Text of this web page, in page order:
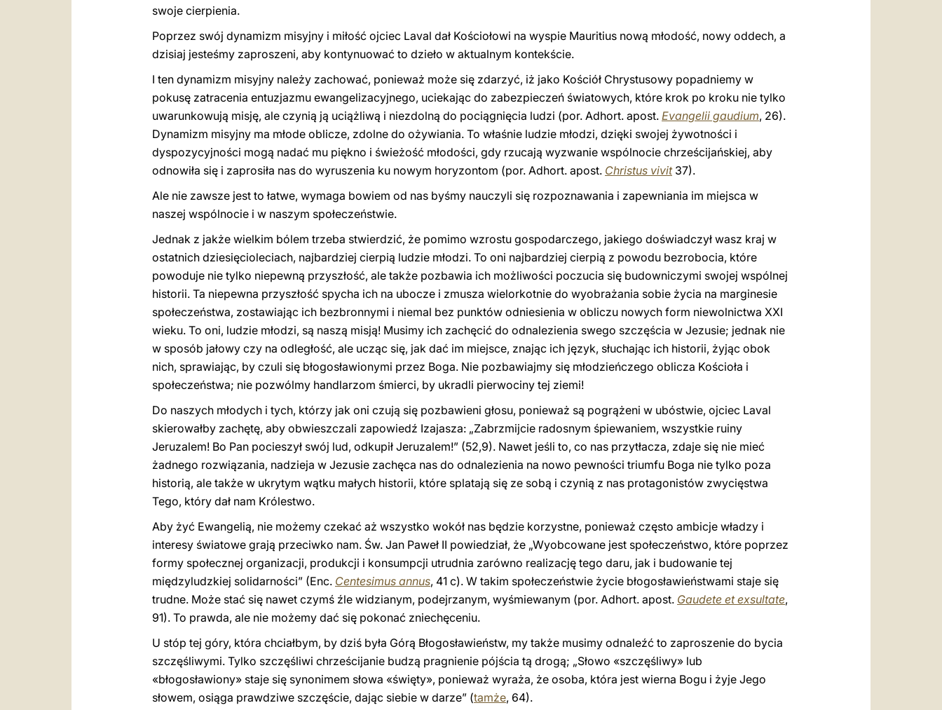
swoje cierpienia.
Poprzez swój dynamizm misyjny i miłość ojciec Laval dał Kościołowi na wyspie Mauritius nową młodość, nowy oddech, a
dzisiaj jesteśmy zaproszeni, aby kontynuować to dzieło w aktualnym kontekście.
I ten dynamizm misyjny należy zachować, ponieważ może się zdarzyć, iż jako Kościół Chrystusowy popadniemy w
pokusę zatracenia entuzjazmu ewangelizacyjnego, uciekając do zabezpieczeń światowych, które krok po kroku nie tylko
uwarunkowują misję, ale czynią ją uciążliwą i niezdolną do pociągnięcia ludzi (por. Adhort. apost. Evangelii gaudium, 26).
Dynamizm misyjny ma młode oblicze, zdolne do ożywiania. To właśnie ludzie młodzi, dzięki swojej żywotności i
dyspozycyjności mogą nadać mu piękno i świeżość młodości, gdy rzucają wyzwanie wspólnocie chrześcijańskiej, aby
odnowiła się i zaprosiła nas do wyruszenia ku nowym horyzontom (por. Adhort. apost. Christus vivit37).
Ale nie zawsze jest to łatwe, wymaga bowiem od nas byśmy nauczyli się rozpoznawania i zapewniania im miejsca w
naszej wspólnocie i w naszym społeczeństwie.
Jednak z jakże wielkim bólem trzeba stwierdzić, że pomimo wzrostu gospodarczego, jakiego doświadczył wasz kraj w
ostatnich dziesięcioleciach, najbardziej cierpią ludzie młodzi. To oni najbardziej cierpią z powodu bezrobocia, które
powoduje nie tylko niepewną przyszłość, ale także pozbawia ich możliwości poczucia się budowniczymi swojej wspólnej
historii. Ta niepewna przyszłość spycha ich na ubocze i zmusza wielorkotnie do wyobrażania sobie życia na marginesie
społeczeństwa, zostawiając ich bezbronnymi i niemal bez punktów odniesienia w obliczu nowych form niewolnictwa XXI
wieku. To oni, ludzie młodzi, są naszą misją! Musimy ich zachęcić do odnalezienia swego szczęścia w Jezusie; jednak nie
w sposób jałowy czy na odległość, ale ucząc się, jak dać im miejsce, znając ich język, słuchając ich historii, żyjąc obok
nich, sprawiając, by czuli się błogosławionymi przez Boga. Nie pozbawiajmy się młodzieńczego oblicza Kościoła i
społeczeństwa; nie pozwólmy handlarzom śmierci, by ukradli pierwociny tej ziemi!
Do naszych młodych i tych, którzy jak oni czują się pozbawieni głosu, ponieważ są pogrążeni w ubóstwie, ojciec Laval
skierowałby zachętę, aby obwieszczali zapowiedź Izajasza: „Zabrzmijcie radosnym śpiewaniem, wszystkie ruiny
Jeruzalem! Bo Pan pocieszył swój lud, odkupił Jeruzalem!” (52,9). Nawet jeśli to, co nas przytłacza, zdaje się nie mieć
żadnego rozwiązania, nadzieja w Jezusie zachęca nas do odnalezienia na nowo pewności triumfu Boga nie tylko poza
historią, ale także w ukrytym wątku małych historii, które splatają się ze sobą i czynią z nas protagonistów zwycięstwa
Tego, który dał nam Królestwo.
Aby żyć Ewangelią, nie możemy czekać aż wszystko wokół nas będzie korzystne, ponieważ często ambicje władzy i
interesy światowe grają przeciwko nam. Św. Jan Paweł II powiedział, że „Wyobcowane jest społeczeństwo, które poprzez
formy społecznej organizacji, produkcji i konsumpcji utrudnia zarówno realizację tego daru, jak i budowanie tej
międzyludzkiej solidarności” (Enc. Centesimus annus, 41 c). W takim społeczeństwie życie błogosławieństwami staje się
trudne. Może stać się nawet czymś źle widzianym, podejrzanym, wyśmiewanym (por. Adhort. apost. Gaudete et exsultate,
91). To prawda, ale nie możemy dać się pokonać zniechęceniu.
U stóp tej góry, która chciałbym, by dziś była Górą Błogosławieństw, my także musimy odnaleźć to zaproszenie do bycia
szczęśliwymi. Tylko szczęśliwi chrześcijanie budzą pragnienie pójścia tą drogą; „Słowo «szczęśliwy» lub
«błogosławiony» staje się synonimem słowa «święty», ponieważ wyraża, że osoba, która jest wierna Bogu i żyje Jego
słowem, osiąga prawdziwe szczęście, dając siebie w darze” (tamże, 64).